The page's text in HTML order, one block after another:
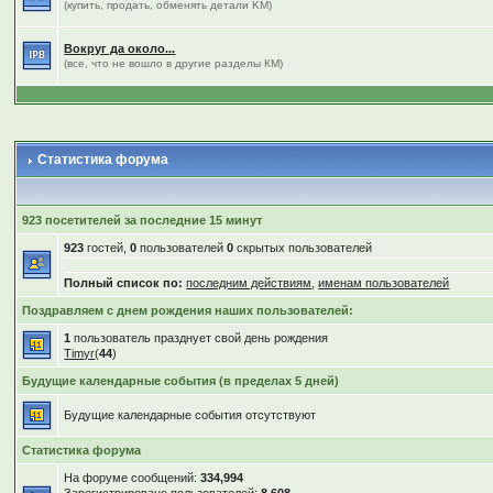
(купить, продать, обменять детали KM)
Вокруг да около...
(все, что не вошло в другие разделы КМ)
Статистика форума
923 посетителей за последние 15 минут
923 гостей,0 пользователей0 скрытых пользователей
Полный список по: последним действиям ,именам пользователей
Поздравляем с днем рождения наших пользователей:
1 пользователь празднует свой день рождения
Timyr(44)
Будущие календарные события (в пределах 5 дней)
Будущие календарные события отсутствуют
Статистика форума
На форуме сообщений:334,994